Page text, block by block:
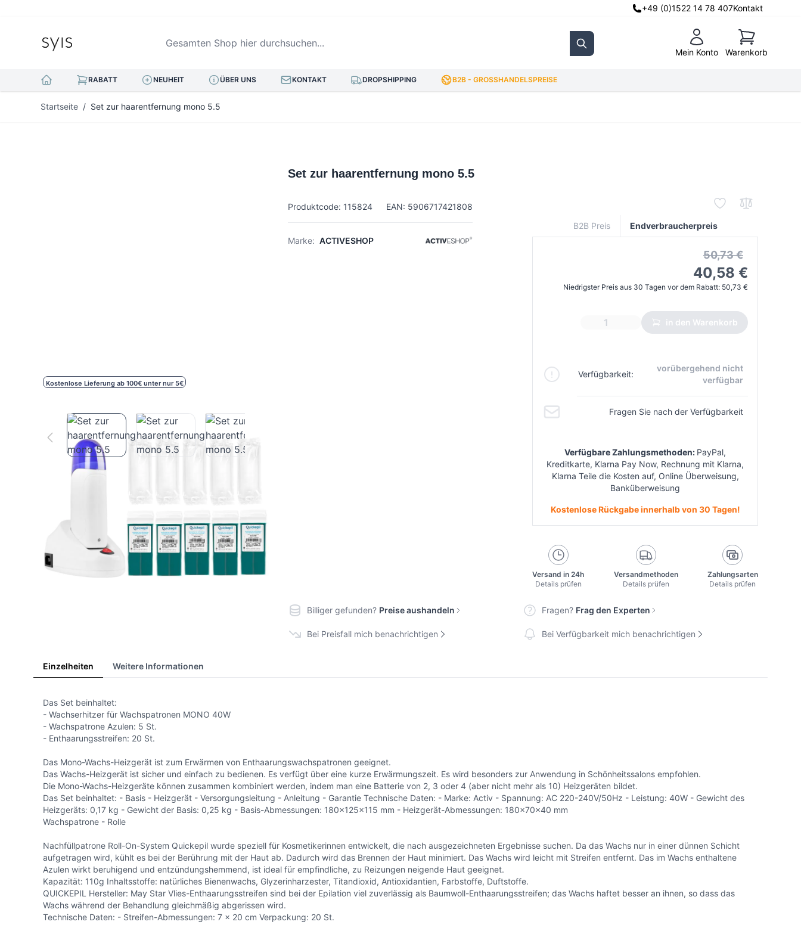
+49 (0)1522 14 78 407Kontakt
Gesamten Shop hier durchsuchen...
Search Mein Konto
Warenkorb
Warenkorb
RABATT NEUHEIT ÜBER UNS KONTAKT DROPSHIPPING B2B - GROSSHANDELSPREISE
Startseite / Set zur haarentfernung mono 5.5
Kostenlose Lieferung ab 100€ unter nur 5€
Set zur haarentfernung mono 5.5
Produktcode: 115824 EAN: 5906717421808
Marke: ACTIVESHOP
B2B Preis Endverbraucherpreis
50,73 €
40,58 €
Niedrigster Preis aus 30 Tagen vor dem Rabatt: 50,73 €
in den Warenkorb
Verfügbarkeit:
vorübergehend nicht
verfügbar
Fragen Sie nach der Verfügbarkeit
Verfügbare Zahlungsmethoden: PayPal,
Kreditkarte, Klarna Pay Now, Rechnung mit Klarna,
Klarna Teile die Kosten auf, Online Überweisung,
Banküberweisung
Kostenlose Rückgabe innerhalb von 30 Tagen!
Versand in 24h
Details prüfen
Versandmethoden
Details prüfen
Zahlungsarten
Details prüfen
Billiger gefunden? Preise aushandeln Fragen? Frag den Experten
Bei Preisfall mich benachrichtigen Bei Verfügbarkeit mich benachrichtigen
Einzelheiten Weitere Informationen
Das Set beinhaltet:
- Wachserhitzer für Wachspatronen MONO 40W
- Wachspatrone Azulen: 5 St.
- Enthaarungsstreifen: 20 St.
Das Mono-Wachs-Heizgerät ist zum Erwärmen von Enthaarungswachspatronen geeignet.
Das Wachs-Heizgerät ist sicher und einfach zu bedienen. Es verfügt über eine kurze Erwärmungszeit. Es wird besonders zur Anwendung in Schönheitssalons empfohlen.
Die Mono-Wachs-Heizgeräte können zusammen kombiniert werden, indem man eine Batterie von 2, 3 oder 4 (aber nicht mehr als 10) Heizgeräten bildet.
Das Set beinhaltet: - Basis - Heizgerät - Versorgungsleitung - Anleitung - Garantie Technische Daten: - Marke: Activ - Spannung: AC 220-240V/50Hz - Leistung: 40W - Gewicht des
Heizgeräts: 0,17 kg - Gewicht der Basis: 0,25 kg - Basis-Abmessungen: 180x125x115 mm - Heizgerät-Abmessungen: 180x70x40 mm
Wachspatrone - Rolle
Nachfüllpatrone Roll-On-System Quickepil wurde speziell für Kosmetikerinnen entwickelt, die nach ausgezeichneten Ergebnisse suchen. Da das Wachs nur in einer dünnen Schicht
aufgetragen wird, kühlt es bei der Berührung mit der Haut ab. Dadurch wird das Brennen der Haut minimiert. Das Wachs wird leicht mit Streifen entfernt. Das im Wachs enthaltene
Azulen wirkt beruhigend und entzündungshemmend, ist ideal für empfindliche, zu Reizungen neigende Haut geeignet.
Kapazität: 110g Inhaltsstoffe: natürliches Bienenwachs, Glyzerinharzester, Titandioxid, Antioxidantien, Farbstoffe, Duftstoffe.
QUICKEPIL Hersteller: May Star Vlies-Enthaarungsstreifen sind bei der Epilation viel zuverlässig als Baumwoll-Enthaarungsstreifen; das Wachs haftet besser an ihnen, so dass das
Wachs während der Behandlung gleichmäßig abgerissen wird.
Technische Daten: - Streifen-Abmessungen: 7 x 20 cm Verpackung: 20 St.